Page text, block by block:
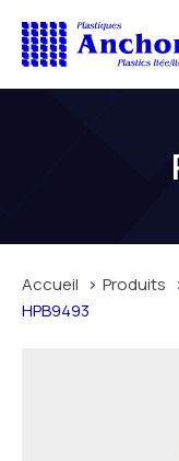
Accueil Produits
HPB9493